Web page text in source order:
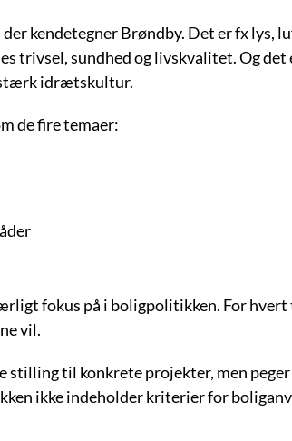
kendetegner Brøndby. Det er fx lys,
trivsel, sundhed og livskvalitet. Og
stærk idrætskultur.
de fire temaer:
fokus på i boligpolitikken. For
vil.
stilling til konkrete projekter, men peger
ikke indeholder kriterier for